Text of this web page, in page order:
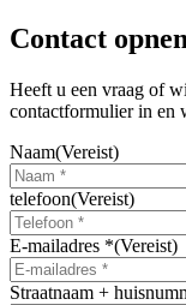
Contact
Heeft u een vraag of
contactformulier in en
Naam(Vereist)
telefoon(Vereist)
E-mailadres *(Vereist)
Straatnaam +